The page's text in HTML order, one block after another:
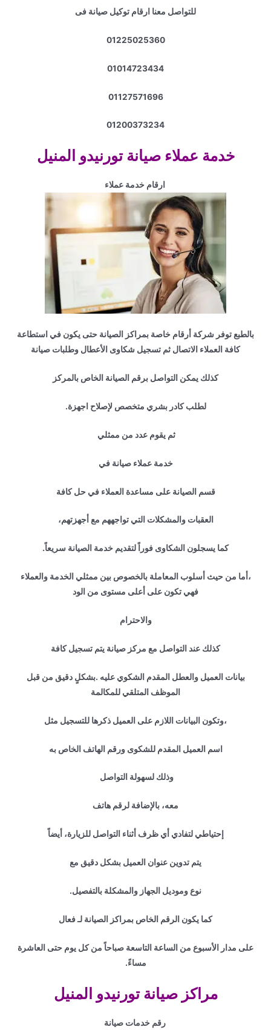
للتواصل معنا ارقام توكيل صيانة فى
01225025360
01014723434
01127571696
01200373234
خدمة عملاء صيانة تورنيدو المنيل
ارقام خدمة عملاء
بالطبع توفر شركة أرقام خاصة بمراكز الصيانة حتى يكون في استطاعة
كافة العملاء الاتصال ثم تسجيل شكاوى الأعطال وطلبات صيانة
كذلك يمكن التواصل برقم الصيانة الخاص بالمركز
لطلب كادر بشري متخصص لإصلاح اجهزة.
ثم يقوم عدد من ممثلي
خدمة عملاء صيانة في
قسم الصيانة على مساعدة العملاء في حل كافة
العقبات والمشكلات التي تواجههم مع أجهزتهم،
كما يسجلون الشكاوى فوراً لتقديم خدمة الصيانة سريعاً.
،أما من حيث أسلوب المعاملة بالخصوص بين ممثلي الخدمة والعملاء
فهي تكون على أعلى مستوى من الود
والاحترام
كذلك عند التواصل مع مركز صيانة يتم تسجيل كافة
بيانات العميل والعطل المقدم الشكوي عليه .بشكلٍ دقيق من قبل
الموظف المتلقي للمكالمة
،وتكون البيانات اللازم على العميل ذكرها للتسجيل مثل
اسم العميل المقدم للشكوى ورقم الهاتف الخاص به
وذلك لسهولة التواصل
معه، بالإضافة لرقم هاتف
إحتياطي لتفادي أي ظرف أثناء التواصل للزيارة، أيضاً
يتم تدوين عنوان العميل بشكل دقيق مع
نوع وموديل الجهاز والمشكلة بالتفصيل.
كما يكون الرقم الخاص بمراكز الصيانة لـ فعال
على مدار الأسبوع من الساعة التاسعة صباحاً من كل يوم حتى العاشرة
مساءً.
مراكز صيانة تورنيدو المنيل
رقم خدمات صيانة